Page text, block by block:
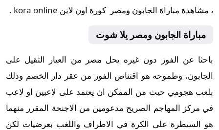
، مشاهدة مباراة الجابون ومصر كورة اون لاين kora online
.
مباراة الجابون ومصر يلا شوت
باحثا عن الفوز دون غيره يحل مصر من العيار الثقيل على
الجابون، وطموحه هو اقتناص الفوز من عقر دار الخصم وذلك
بلعب هجومي حيث من الممكن ان يعتمد على لاعبين او لاعب
في مركز المهاجم الصريح مدعومين من الاجنحة المقرر منهما
هو السيطرة على الكرة في الاطراف واللغب بعرضيات لكن